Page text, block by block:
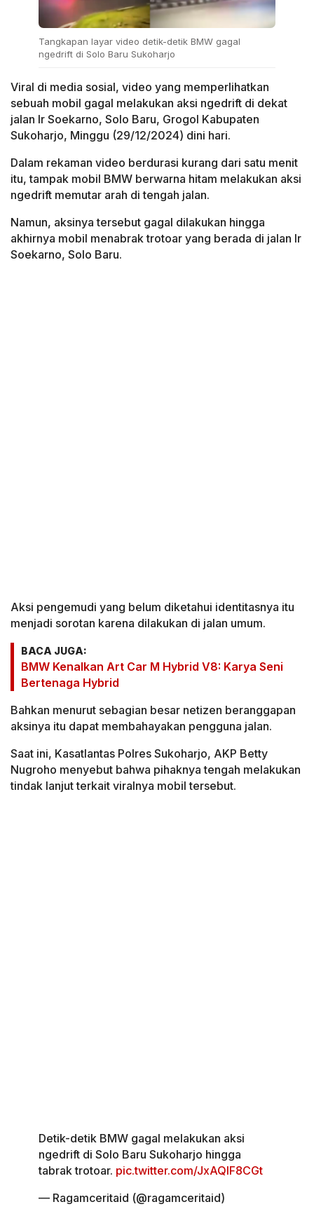
Tangkapan layar video detik-detik BMW gagal
ngedrift di Solo Baru Sukoharjo
Viral di media sosial, video yang memperlihatkan
sebuah mobil gagal melakukan aksi ngedrift di dekat
jalan Ir Soekarno, Solo Baru, Grogol Kabupaten
Sukoharjo, Minggu (29/12/2024) dini hari.
Dalam rekaman video berdurasi kurang dari satu menit
itu, tampak mobil BMW berwarna hitam melakukan aksi
ngedrift memutar arah di tengah jalan.
Namun, aksinya tersebut gagal dilakukan hingga
akhirnya mobil menabrak trotoar yang berada di jalan Ir
Soekarno, Solo Baru.
Aksi pengemudi yang belum diketahui identitasnya itu
menjadi sorotan karena dilakukan di jalan umum.
BACA JUGA:
BMW Kenalkan Art Car M Hybrid V8: Karya Seni
Bertenaga Hybrid
Bahkan menurut sebagian besar netizen beranggapan
aksinya itu dapat membahayakan pengguna jalan.
Saat ini, Kasatlantas Polres Sukoharjo, AKP Betty
Nugroho menyebut bahwa pihaknya tengah melakukan
tindak lanjut terkait viralnya mobil tersebut.
Detik-detik BMW gagal melakukan aksi
ngedrift di Solo Baru Sukoharjo hingga
tabrak trotoar. pic.twitter.com/JxAQlF8CGt
— Ragamceritaid (@ragamceritaid)